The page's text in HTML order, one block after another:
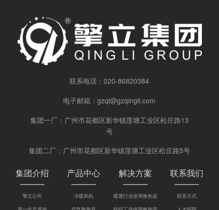
联系电话：020-86820384
电子邮箱：gzql@gzqingli.com
集团一厂：广州市花都区新华镇莲塘工业区松庄路13
号
集团二厂：广州市花都区新华镇莲塘工业区松庄路5号
集团介绍
擎立公司
产品中心
冷暖风机
解决方案
暖通行业使用换热器
联系我们
联系方式